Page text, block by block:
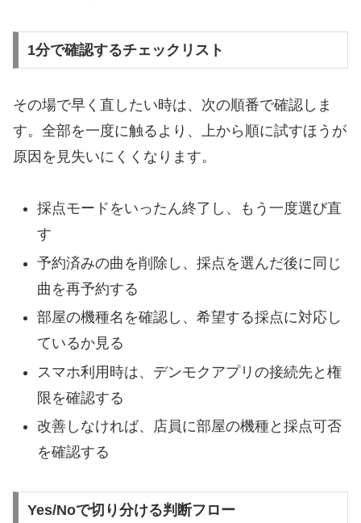
1分で確認するチェックリスト
その場で早く直したい時は、次の順番で確認しま
す。全部を一度に触るより、上から順に試すほうが
原因を見失いにくくなります。
採点モードをいったん終了し、もう一度選び直
す
予約済みの曲を削除し、採点を選んだ後に同じ
曲を再予約する
部屋の機種名を確認し、希望する採点に対応し
ているか見る
スマホ利用時は、デンモクアプリの接続先と権
限を確認する
改善しなければ、店員に部屋の機種と採点可否
を確認する
Yes/Noで切り分ける判断フロー